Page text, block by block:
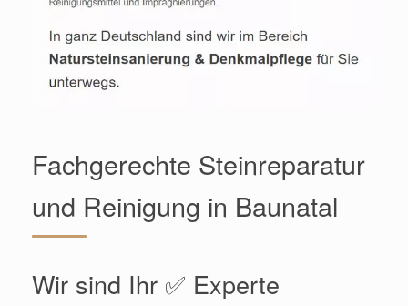
Fachgerechte Steinreparatur
und Reinigung in Baunatal
Wir sind Ihr ✅ Experte